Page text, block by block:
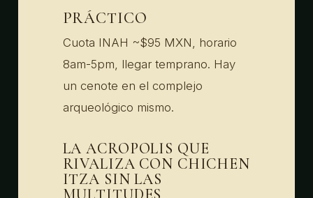
PRÁCTICO
Cuota INAH ~$95 MXN, horario
8am-5pm, llegar temprano. Hay
un cenote en el complejo
arqueológico mismo.
LA ACROPOLIS QUE
RIVALIZA CON CHICHEN
ITZA SIN LAS